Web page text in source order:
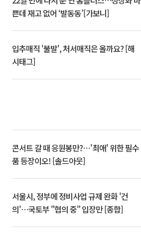
쁜데 재고 없어 ‘발동동’[가보니]
입추매직 '불발', 처서매직은 올까요? [해
시태그]
콘서트 갈 때 응원봉만?⋯'최애' 위한 필수
품 등장이오! [솔드아웃]
서울시, 정부에 정비사업 규제 완화 '건
의'⋯국토부 "협의 중" 입장만 [종합]